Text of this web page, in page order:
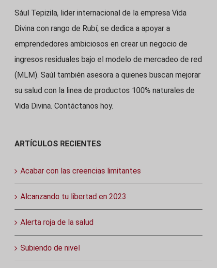
Sául Tepizila, lider internacional de la empresa Vida
Divina con rango de Rubí, se dedica a apoyar a
emprendedores ambiciosos en crear un negocio de
ingresos residuales bajo el modelo de mercadeo de red
(MLM). Saúl también asesora a quienes buscan mejorar
su salud con la linea de productos 100% naturales de
Vida Divina. Contáctanos hoy.
ARTÍCULOS RECIENTES
Acabar con las creencias limitantes
Alcanzando tu libertad en 2023
Alerta roja de la salud
Subiendo de nivel